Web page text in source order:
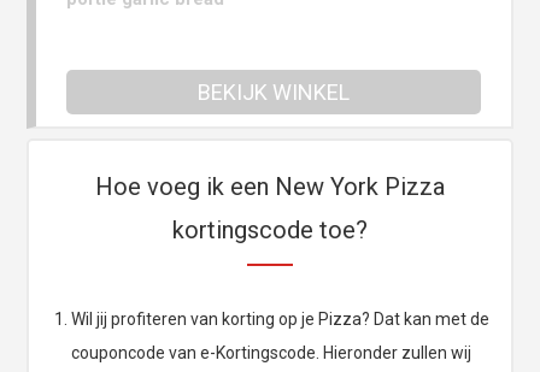
BEKIJK WINKEL
Hoe voeg ik een New York Pizza
kortingscode toe?
Wil jij profiteren van korting op je Pizza? Dat kan met de
couponcode van e-Kortingscode. Hieronder zullen wij